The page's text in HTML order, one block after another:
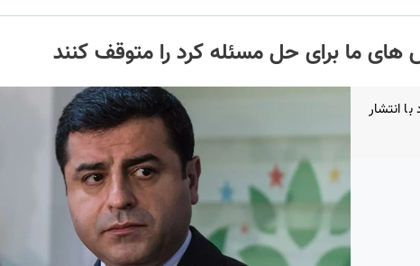
ما برای حل مسئله کرد را متوقف کنند
انتشار